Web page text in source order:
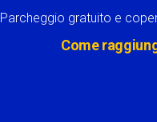
Parcheggio gratuito e
Come